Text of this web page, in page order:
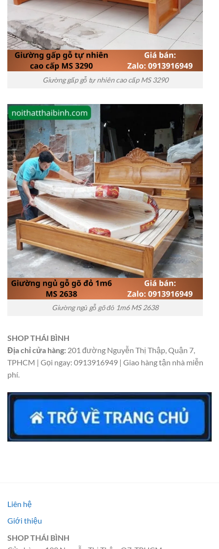
Giường gấp gỗ tự nhiên cao cấp MS 3290
Giường ngủ gỗ gõ đỏ 1m6 MS 2638
SHOP THÁI BÌNH
Địa chỉ cửa hàng: 201 đường Nguyễn Thị Thập, Quận 7,
TPHCM | Gọi ngay: 0913916949 | Giao hàng tận nhà miễn
phí.
Liên hệ
Giới thiệu
SHOP THÁI BÌNH